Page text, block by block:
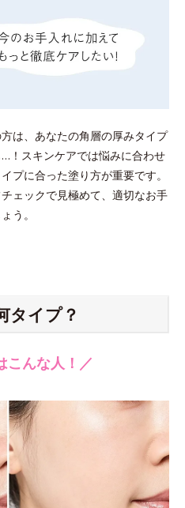
は、あなたの角層の厚みタイプ
！スキンケアでは悩みに合わせ
プに合った塗り方が重要です。
ェックで見極めて、適切なお手
う。
タイプ？
こんな人！／